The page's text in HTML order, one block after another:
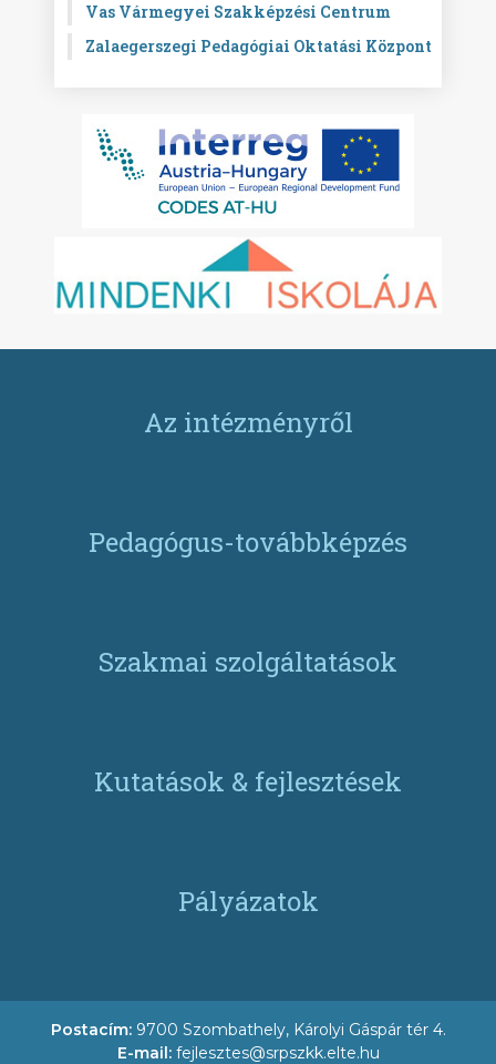
Vas Vármegyei Szakképzési Centrum
Zalaegerszegi Pedagógiai Oktatási Központ
Az intézményről
Pedagógus-továbbképzés
Szakmai szolgáltatások
Kutatások & fejlesztések
Pályázatok
Postacím: 9700 Szombathely, Károlyi Gáspár tér 4.
E-mail: fejlesztes@srpszkk.elte.hu